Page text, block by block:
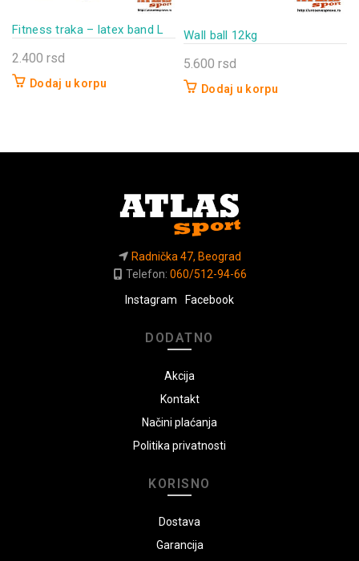
Fitness traka – latex band L
2.400 rsd
Dodaj u korpu
Wall ball 12kg
5.600 rsd
Dodaj u korpu
Radnička 47, Beograd
Telefon: 060/512-94-66
Instagram
Facebook
DODATNO
Akcija
Kontakt
Načini plaćanja
Politika privatnosti
KORISNO
Dostava
Garancija